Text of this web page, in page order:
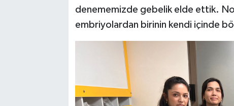
denememizde gebelik elde ettik.
embriyolardan birinin kendi içinde